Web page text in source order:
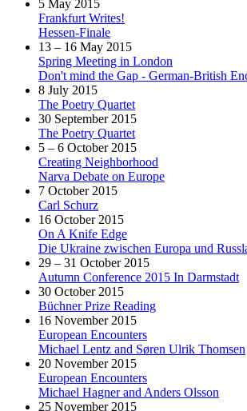
5 May 2015
Frankfurt Writes!
Hessen-Finale
13 – 16 May 2015
Spring Meeting in London
Don't mind the Gap - German-British
8 July 2015
The Poetry Quartet
30 September 2015
The Poetry Quartet
5 – 6 October 2015
Creating Neighborhood
Narva Debate on Europe
7 October 2015
Carl Schurz
16 October 2015
On A Knife Edge
Die Ukraine zwischen Europa und
29 – 31 October 2015
Autumn Conference 2015 In Darmstadt
30 October 2015
Büchner Prize Reading
16 November 2015
European Encounters
Michael Lentz and Søren Ulrik Thomsen
20 November 2015
European Encounters
Michael Hagner and Anders Olsson
25 November 2015